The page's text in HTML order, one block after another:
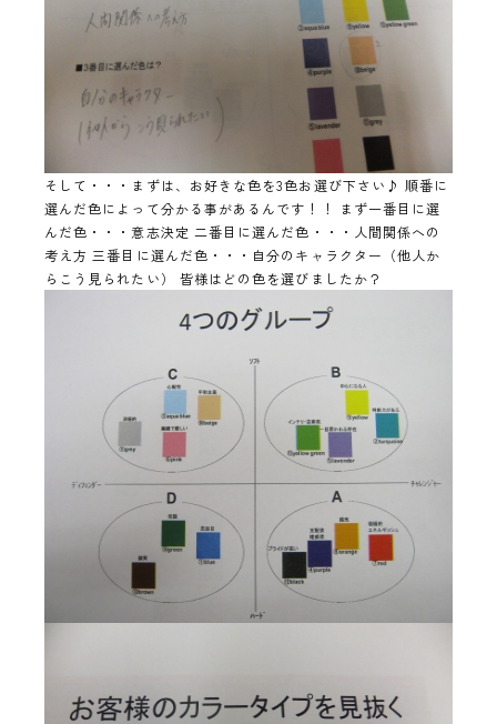
そして・・・まずは、お好きな色を3色お選び下さい♪ 順番に
選んだ色によって分かる事があるんです！！ まず一番目に選
んだ色・・・意志決定 二番目に選んだ色・・・人間関係への
考え方 三番目に選んだ色・・・自分のキャラクター（他人か
らこう見られたい） 皆様はどの色を選びましたか？